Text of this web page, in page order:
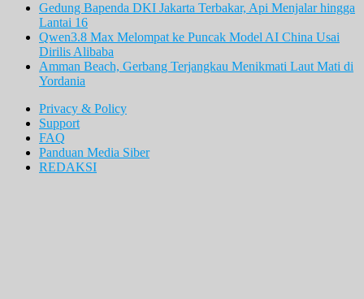
Gedung Bapenda DKI Jakarta Terbakar, Api Menjalar hingga
Lantai 16
Qwen3.8 Max Melompat ke Puncak Model AI China Usai
Dirilis Alibaba
Amman Beach, Gerbang Terjangkau Menikmati Laut Mati di
Yordania
Privacy & Policy
Support
FAQ
Panduan Media Siber
REDAKSI